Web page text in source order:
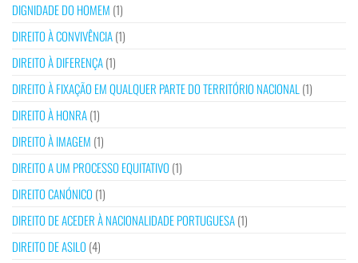
DIGNIDADE DO HOMEM (1)
DIREITO À CONVIVÊNCIA(1)
DIREITO À DIFERENÇA(1)
DIREITO À FIXAÇÃO EM QUALQUER PARTE DO TERRITÓRIO NACIONAL (1)
DIREITO À HONRA(1)
DIREITO À IMAGEM (1)
DIREITO A UM PROCESSO EQUITATIVO (1)
DIREITO CANÓNICO (1)
DIREITO DE ACEDER À NACIONALIDADE PORTUGUESA(1)
DIREITO DE ASILO (4)